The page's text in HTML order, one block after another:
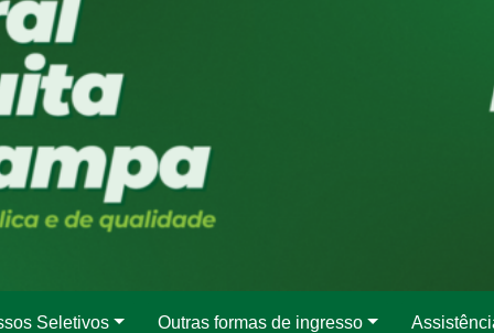
Seletivos Outras formas de ingresso